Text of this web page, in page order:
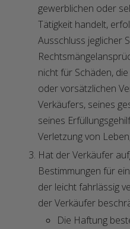
gewerblichen oder
Tätigkeit handelt,
Ausschluss jeglicher
nicht für Schäden,
oder vorsätzlichen
Verkäufers, seines
seines
Verletzung von
Hat der Verkäufer
Bestimmungen für
der leicht fahrlässig
der Verkäufer
Die Haftung